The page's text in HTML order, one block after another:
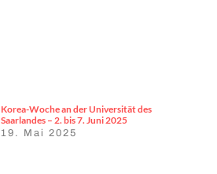
Korea-Woche an der Universität des
Saarlandes – 2. bis 7. Juni 2025
19. Mai 2025